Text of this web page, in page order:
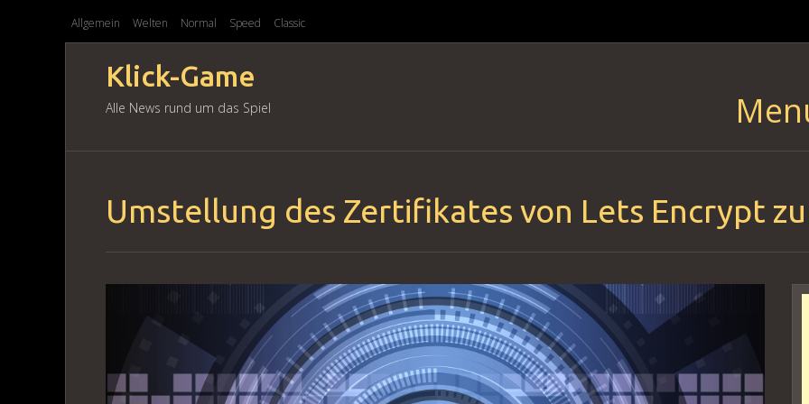
Allgemein Welten Normal Speed Classic
Klick-Game
Alle News rund um das Spiel
Skip
Umstellung des Zertifikates von Lets Encrypt